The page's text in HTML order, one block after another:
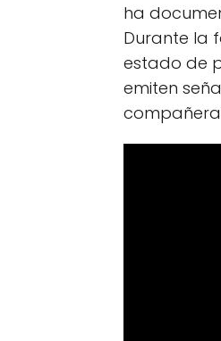
ha
Durante la
estado de
emiten